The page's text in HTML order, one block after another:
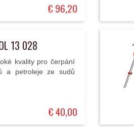
€ 96,20
13 028
kvality pro čerpání
a petroleje ze sudů
€ 40,00